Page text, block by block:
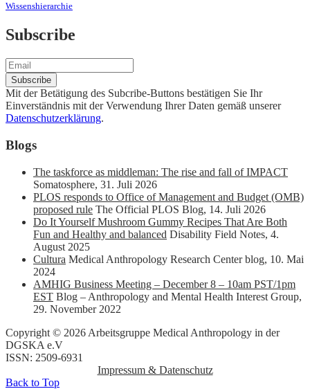
Wissenshierarchie
Subscribe
Mit der Betätigung des Subcribe-Buttons bestätigen Sie Ihr
Einverständnis mit der Verwendung Ihrer Daten gemäß unserer
Datenschutzerklärung.
Blogs
The taskforce as middleman: The rise and fall of IMPACT
Somatosphere, 31. Juli 2026
PLOS responds to Office of Management and Budget (OMB)
proposed rule The Official PLOS Blog, 14. Juli 2026
Do It Yourself Mushroom Gummy Recipes That Are Both
Fun and Healthy and balanced Disability Field Notes, 4.
August 2025
Cultura Medical Anthropology Research Center blog, 10. Mai
2024
AMHIG Business Meeting – December 8 – 10am PST/1pm
EST Blog – Anthropology and Mental Health Interest Group,
29. November 2022
Copyright © 2026 Arbeitsgruppe Medical Anthropology in der
DGSKA e.V
ISSN: 2509-6931
Impressum & Datenschutz
Back to Top